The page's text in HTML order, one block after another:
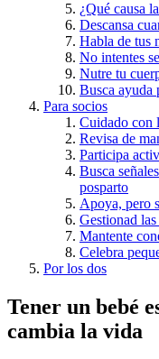
¿Qué causa
Descansa
Habla de tus
No intentes
Nutre tu
Busca ayuda
Para socios
Cuidado con
Revisa de
Participa
Busca
posparto
Apoya, pero
Gestionad
Mantente
Celebra
Por los dos
Tener un bebé
cambia la vida